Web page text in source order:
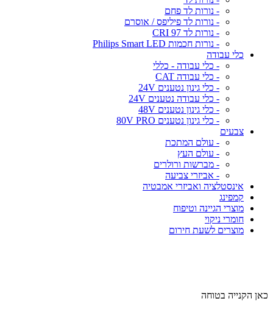
- נורות לד פחם
- נורות לד פיליפס / אוסרם
- נורות לד CRI 97
- נורות חכמות Philips Smart LED
כלי עבודה
- כלי עבודה - כללי
- כלי עבודה CAT
- כלי גינון נטענים 24V
- כלי עבודה נטענים 24V
- כלי גינון נטענים 48V
- כלי גינון נטענים 80V PRO
צבעים
- עולם המתכת
- עולם העץ
- מברשות ורולרים
- אביזרי צביעה
אינסטלציה ואביזרי אמבטיה
קמפינג
מוצרי הגיינה וטיפוח
חומרי ניקוי
מוצרים לשעת חירום
כאן הקנייה בטוחה